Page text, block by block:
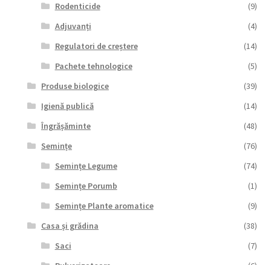
Rodenticide
(9)
Adjuvanți
(4)
Regulatori de creștere
(14)
Pachete tehnologice
(5)
Produse biologice
(39)
Igienă publică
(14)
Îngrășăminte
(48)
Semințe
(76)
Semințe Legume
(74)
Semințe Porumb
(1)
Semințe Plante aromatice
(9)
Casa și grădina
(38)
Saci
(7)